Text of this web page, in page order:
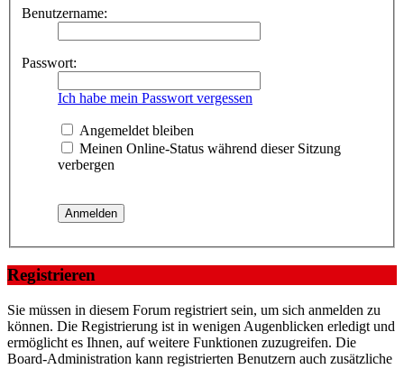
Benutzername:
Passwort:
Ich habe mein Passwort vergessen
Angemeldet bleiben
Meinen Online-Status während dieser Sitzung
verbergen
Registrieren
Sie müssen in diesem Forum registriert sein, um sich anmelden zu
können. Die Registrierung ist in wenigen Augenblicken erledigt und
ermöglicht es Ihnen, auf weitere Funktionen zuzugreifen. Die
Board-Administration kann registrierten Benutzern auch zusätzliche